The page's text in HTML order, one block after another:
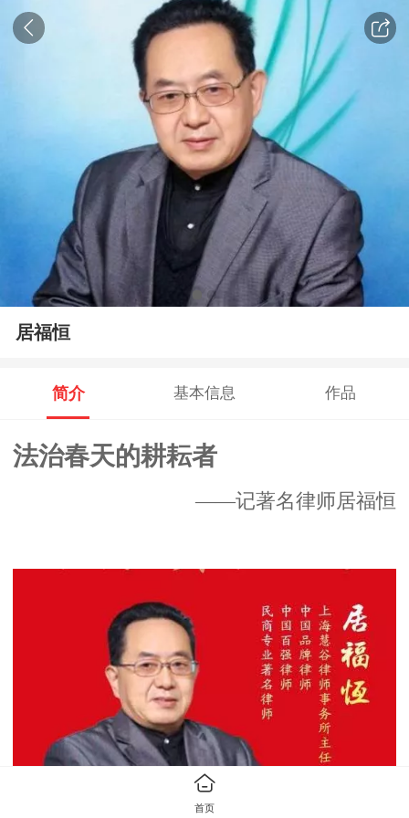
居福恒
简介 基本信息 作品
法治春天的耕耘者
——记著名律师居福恒
首页